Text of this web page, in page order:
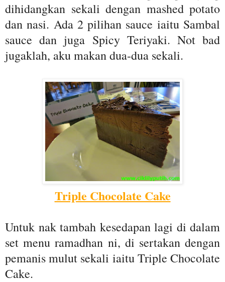
dihidangkan sekali dengan mashed potato
dan nasi. Ada 2 pilihan sauce iaitu Sambal
sauce dan juga Spicy Teriyaki. Not bad
jugaklah, aku makan dua-dua sekali.
Triple Chocolate Cake
Untuk nak tambah kesedapan lagi di dalam
set menu ramadhan ni, di sertakan dengan
pemanis mulut sekali iaitu Triple Chocolate
Cake.